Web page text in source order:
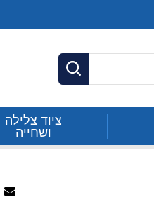
חפש
ציוד צלילה
ושחייה